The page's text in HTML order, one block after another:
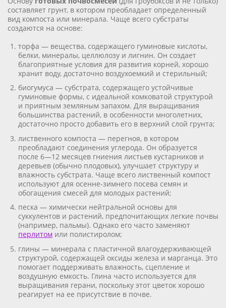
составляет грунт, в котором преобладает определенный
вид компоста или минерала. Чаще всего субстраты
создаются на основе:
торфа — вещества, содержащего гуминовые кислоты,
белки, минералы, целлюлозу и лигнин. Он создает
благоприятные условия для развития корней, хорошо
хранит воду, достаточно воздухоемкий и стерильный;
биогумуса — субстрата, содержащего устойчивые
гуминовые формы, с идеальной комковатой структурой
и приятным земляным запахом. Для выращивания
большинства растений, в особенности многолетних,
достаточно просто добавить его в верхний слой грунта;
лиственного компоста — перегноя, в котором
преобладают соединения углерода. Он образуется
после 6—12 месяцев гниения листьев кустарников и
деревьев (обычно плодовых), улучшает структуру и
влажность субстрата. Чаще всего лиственный компост
используют для осенне-зимнего посева семян и
обогащения смесей для молодых растений;
песка — химически нейтральной основы для
суккулентов и растений, предпочитающих легкие почвы
(например, пальмы). Однако его часто заменяют
перлитом или полистиролом;
глины — минерала с пластичной влагоудерживающей
структурой, содержащей оксиды железа и марганца. Это
помогает поддерживать влажность, сцепление и
воздушную емкость. Глина часто используется для
выращивания герани, поскольку этот цветок хорошо
реагирует на ее присутствие в почве.